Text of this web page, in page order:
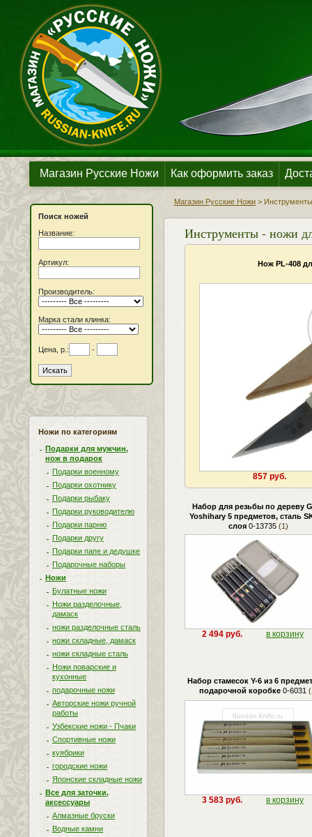
Магазин Русские Ножи Как оформить заказ
Поиск ножей
Название:
Артикул:
Производитель:
Марка стали клинка:
Цена, р.: -
Ножи по категориям
Подарки для мужчин,
нож в подарок
Подарки военному
Подарки охотнику
Подарки рыбаку
Подарки руководителю
Подарки парню
Подарки другу
Подарки папе и дедушке
Подарочные наборы
Ножи
Булатные ножи
Ножи разделочные,
дамаск
ножи разделочные сталь
ножи складные, дамаск
ножи складные сталь
Ножи поварские и
кухонные
подарочные ножи
Авторские ножи ручной
работы
Узбекские ножи - Пчаки
Спортивные ножи
куябрики
городские ножи
Японские складные ножи
Все для заточки,
аксессуары
Алмазные бруски
Водные камни
Магазин Русские Ножи >
Инструменты - ножи
Нож PL-408
857 руб.
Набор для резьбы по дереву
Yoshihary 5 предметов, сталь
слоя 0-13735 (1)
2 494 руб. в корзину
Набор стамесок Y-6 из 6
подарочной коробке0-6031
3 583 руб. в корзину